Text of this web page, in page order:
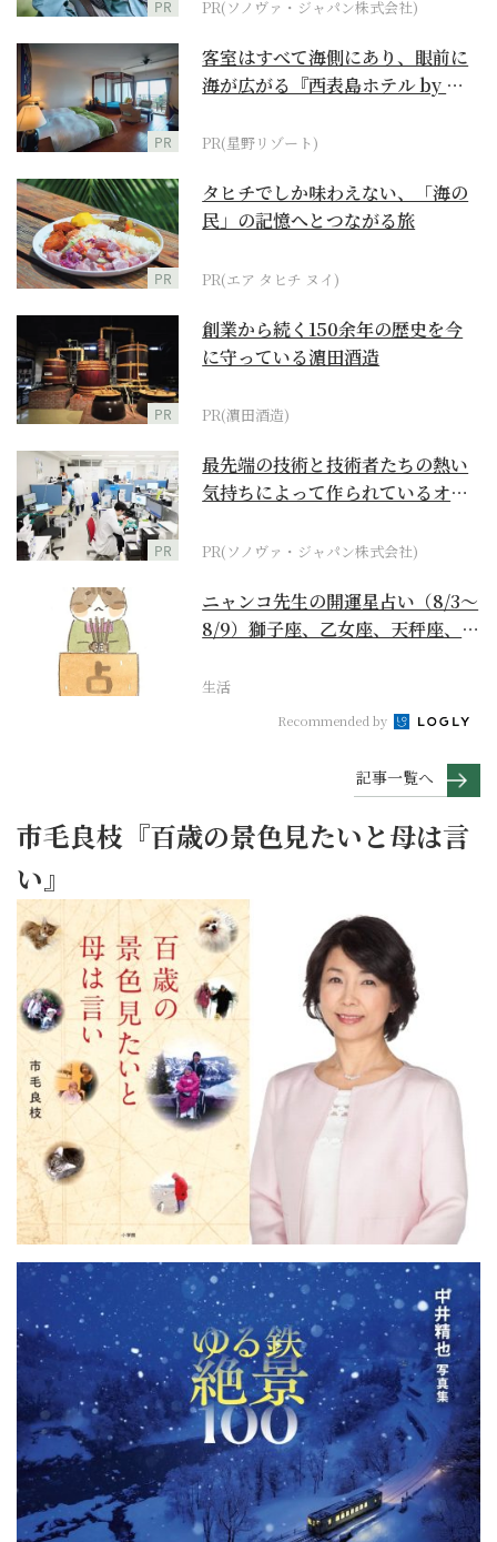
PR PR(ソノヴァ・ジャパン株式会社)
PR
客室はすべて海側にあり、眼前に
海が広がる『西表島ホテル by 星
PR(星野リゾート)
PR
タヒチでしか味わえない、「海の
民」の記憶へとつながる旅
PR(エア タヒチ ヌイ)
PR
創業から続く150余年の歴史を今
に守っている濵田酒造
PR(濵田酒造)
PR
最先端の技術と技術者たちの熱い
気持ちによって作られているオー
PR(ソノヴァ・ジャパン株式会社)
ニャンコ先生の開運星占い（8/3～
8/9）獅子座、乙女座、天秤座、蠍
生活
Recommended by
記事一覧へ
市毛良枝『百歳の景色見たいと母は言
い』